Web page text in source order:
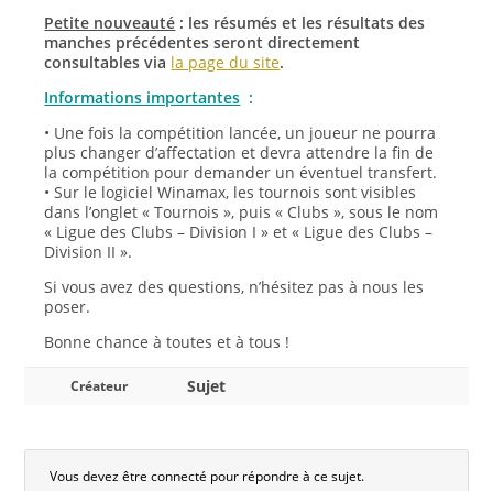
Petite nouveauté : les résumés et les résultats des
manches précédentes seront directement
consultables via la page du site.
Informations importantes :
• Une fois la compétition lancée, un joueur ne pourra
plus changer d’affectation et devra attendre la fin de
la compétition pour demander un éventuel transfert.
• Sur le logiciel Winamax, les tournois sont visibles
dans l’onglet « Tournois », puis « Clubs », sous le nom
« Ligue des Clubs – Division I » et « Ligue des Clubs –
Division II ».
Si vous avez des questions, n’hésitez pas à nous les
poser.
Bonne chance à toutes et à tous !
Créateur Sujet
Vous devez être connecté pour répondre à ce sujet.